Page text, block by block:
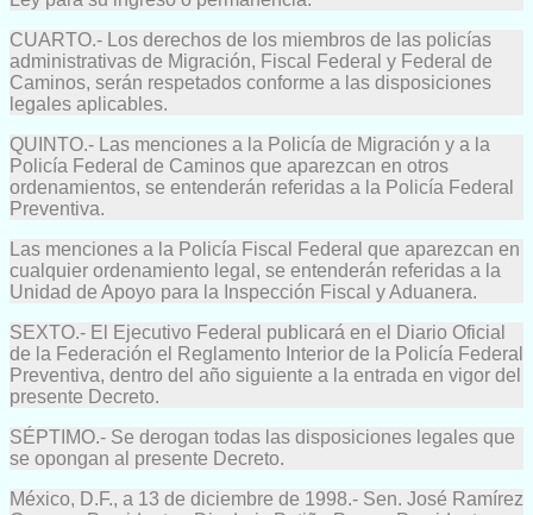
CUARTO.- Los derechos de los miembros de las policías
administrativas de Migración, Fiscal Federal y Federal de
Caminos, serán respetados conforme a las disposiciones
legales aplicables.
QUINTO.- Las menciones a la Policía de Migración y a la
Policía Federal de Caminos que aparezcan en otros
ordenamientos, se entenderán referidas a la Policía Federal
Preventiva.
Las menciones a la Policía Fiscal Federal que aparezcan en
cualquier ordenamiento legal, se entenderán referidas a la
Unidad de Apoyo para la Inspección Fiscal y Aduanera.
SEXTO.- El Ejecutivo Federal publicará en el Diario Oficial
de la Federación el Reglamento Interior de la Policía Federal
Preventiva, dentro del año siguiente a la entrada en vigor del
presente Decreto.
SÉPTIMO.- Se derogan todas las disposiciones legales que
se opongan al presente Decreto.
México, D.F., a 13 de diciembre de 1998.- Sen. José Ramírez